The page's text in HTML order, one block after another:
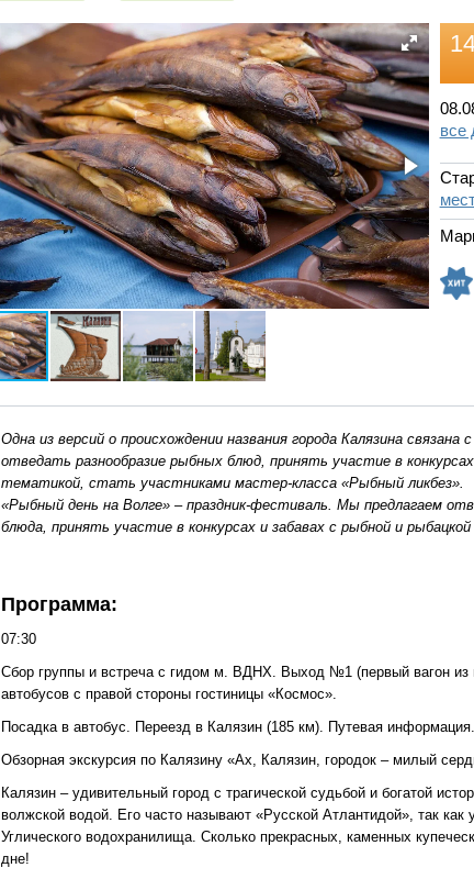
все
Одна из версий о происхождении названия города Калязина
отведать разнообразие рыбных блюд, принять участие в
тематикой, стать участниками мастер-класса «Рыбный ликбез».
«Рыбный день на Волге» – праздник-фестиваль. Мы предлагаем
блюда, принять участие в конкурсах и забавах с рыбной и
Программа:
07:30
Сбор группы и встреча с гидом м. ВДНХ. Выход №1 (первый вагон из
автобусов с правой стороны гостиницы «Космос».
Посадка в автобус. Переезд в Калязин (185 км). Путевая информация.
Обзорная экскурсия по Калязину «Ах, Калязин, городок – милый
Калязин – удивительный город с трагической судьбой и богатой
волжской водой. Его часто называют «Русской Атлантидой», так
Углического водохранилища. Сколько прекрасных, каменных
дне!